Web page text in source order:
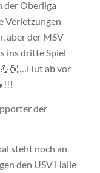
der Oberliga
Verletzungen
aber der MSV
ins dritte Spiel
ab vor
der
steht noch an
den USV Halle